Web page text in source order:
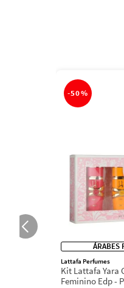
-50%
ÁRABES
Lattafa Perfumes
Kit Lattafa Yara
Feminino Edp -